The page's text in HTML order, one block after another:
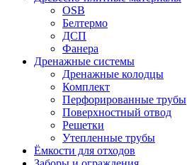
OSB
Белтермо
ДСП
Фанера
Дренажные системы
Дренажные колодцы
Комплект
Перфорированные трубы
Поверхностный отвод
Решетки
Утепленные трубы
Ёмкости для отходов